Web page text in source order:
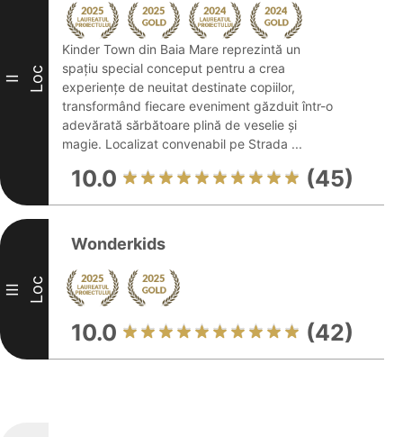
II Loc
Kinder Town din Baia Mare reprezintă un
spațiu special conceput pentru a crea
experiențe de neuitat destinate copiilor,
transformând fiecare eveniment găzduit într-o
adevărată sărbătoare plină de veselie și
magie. Localizat convenabil pe Strada ...
10.0 (45)
III Loc
Wonderkids
10.0 (42)